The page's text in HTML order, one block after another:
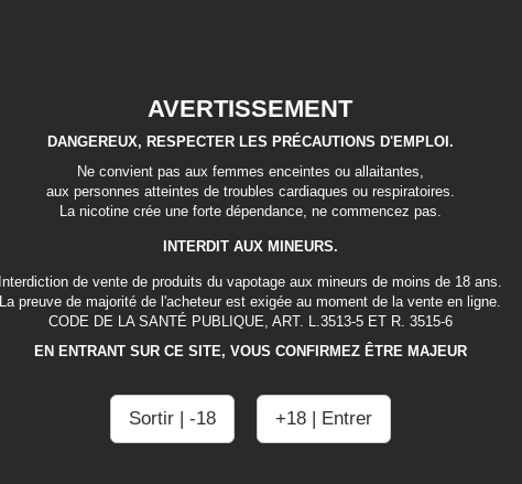
Imprimer
AVERTISSEMENT
DANGEREUX, RESPECTER LES PRÉCAUTIONS D'EMPLOI.
Ne convient pas aux femmes enceintes ou allaitantes,
aux personnes atteintes de troubles cardiaques ou respiratoires.
La nicotine crée une forte dépendance, ne commencez pas.
INTERDIT AUX MINEURS.
Interdiction de vente de produits du vapotage aux mineurs de moins de 18 ans.
La preuve de majorité de l'acheteur est exigée au moment de la vente en ligne.
CODE DE LA SANTÉ PUBLIQUE, ART. L.3513-5 ET R. 3515-6
EN ENTRANT SUR CE SITE, VOUS CONFIRMEZ ÊTRE MAJEUR
Sortir | -18 +18 | Entrer